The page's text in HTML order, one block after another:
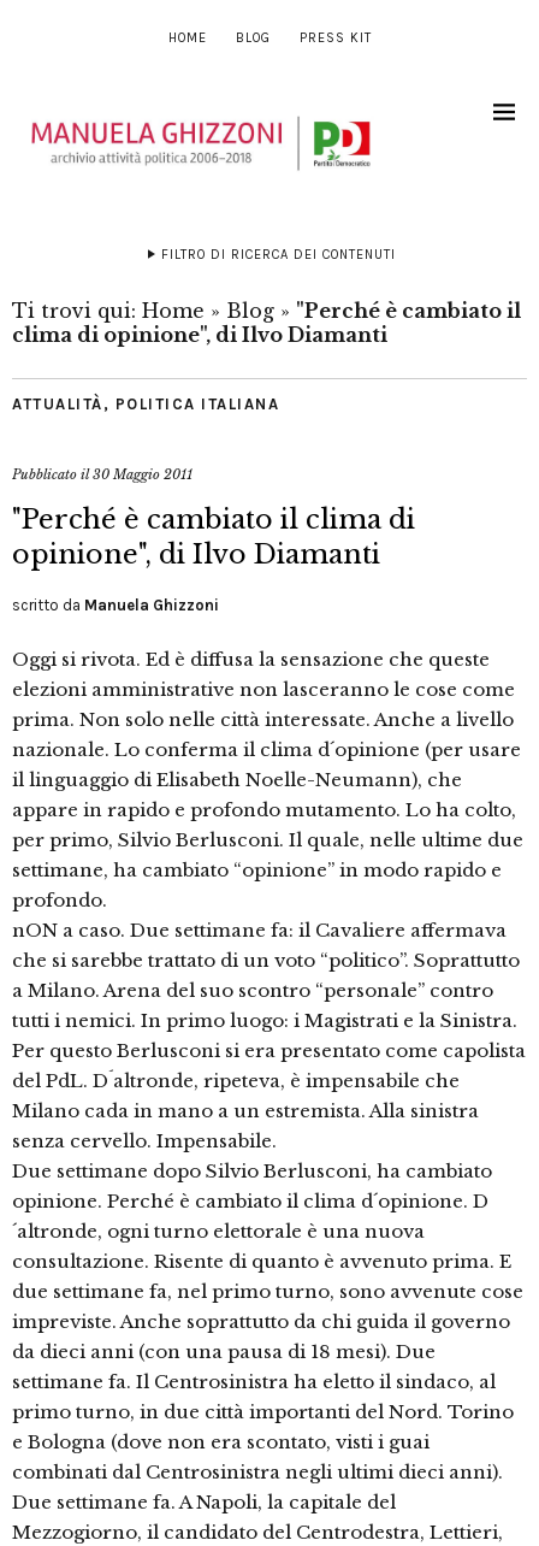
HOME BLOG PRESS KIT
FILTRO DI RICERCA DEI CONTENUTI
Ti trovi qui: Home » Blog » "Perché è cambiato il
clima di opinione", di Ilvo Diamanti
ATTUALITÀ , POLITICA ITALIANA
Pubblicato il30 Maggio 2011
"Perché è cambiato il clima di
opinione", di Ilvo Diamanti
scritto da Manuela Ghizzoni
Oggi si rivota. Ed è diffusa la sensazione che queste
elezioni amministrative non lasceranno le cose come
prima. Non solo nelle città interessate. Anche a livello
nazionale. Lo conferma il clima d´opinione (per usare
il linguaggio di Elisabeth Noelle-Neumann), che
appare in rapido e profondo mutamento. Lo ha colto,
per primo, Silvio Berlusconi. Il quale, nelle ultime due
settimane, ha cambiato “opinione” in modo rapido e
profondo.
nON a caso. Due settimane fa: il Cavaliere affermava
che si sarebbe trattato di un voto “politico”. Soprattutto
a Milano. Arena del suo scontro “personale” contro
tutti i nemici. In primo luogo: i Magistrati e la Sinistra.
Per questo Berlusconi si era presentato come capolista
del PdL. D´altronde, ripeteva, è impensabile che
Milano cada in mano a un estremista. Alla sinistra
senza cervello. Impensabile.
Due settimane dopo Silvio Berlusconi, ha cambiato
opinione. Perché è cambiato il clima d´opinione. D
´altronde, ogni turno elettorale è una nuova
consultazione. Risente di quanto è avvenuto prima. E
due settimane fa, nel primo turno, sono avvenute cose
impreviste. Anche soprattutto da chi guida il governo
da dieci anni (con una pausa di 18 mesi). Due
settimane fa. Il Centrosinistra ha eletto il sindaco, al
primo turno, in due città importanti del Nord. Torino
e Bologna (dove non era scontato, visti i guai
combinati dal Centrosinistra negli ultimi dieci anni).
Due settimane fa. A Napoli, la capitale del
Mezzogiorno, il candidato del Centrodestra, Lettieri,